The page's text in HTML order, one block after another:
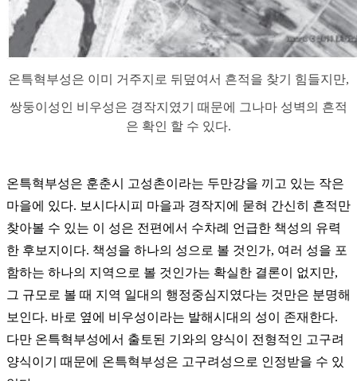
온특혁부성은 이미 거주지로 뒤덮여서 흔적을 찾기 힘들지만,
쌍둥이성인 비우성은 경작지였기 때문에 그나마 성벽의 흔적
은 확인 할 수 있다.
온특혁부성은 훈춘시 고성촌이라는 두만강을 끼고 있는 작은
마을에 있다. 보시다시피 마을과 경작지에 묻혀 간신히 흔적만
찾아볼 수 있는 이 성은 전편에서 수차례 언급한 책성의 유력
한 후보지이다. 책성을 하나의 성으로 볼 것인가, 여러 성을 포
함하는 하나의 지역으로 볼 것인가는 확실한 결론이 없지만,
그 규모로 볼 때 지역 일대의 행정중심지였다는 것만은 분명해
보인다. 바로 옆에 비우성이라는 발해시대의 성이 존재한다.
다만 온특혁부성에서 출토된 기와의 양식이 전형적인 고구려
양식이기 때문에 온특혁부성은 고구려성으로 인정받을 수 있